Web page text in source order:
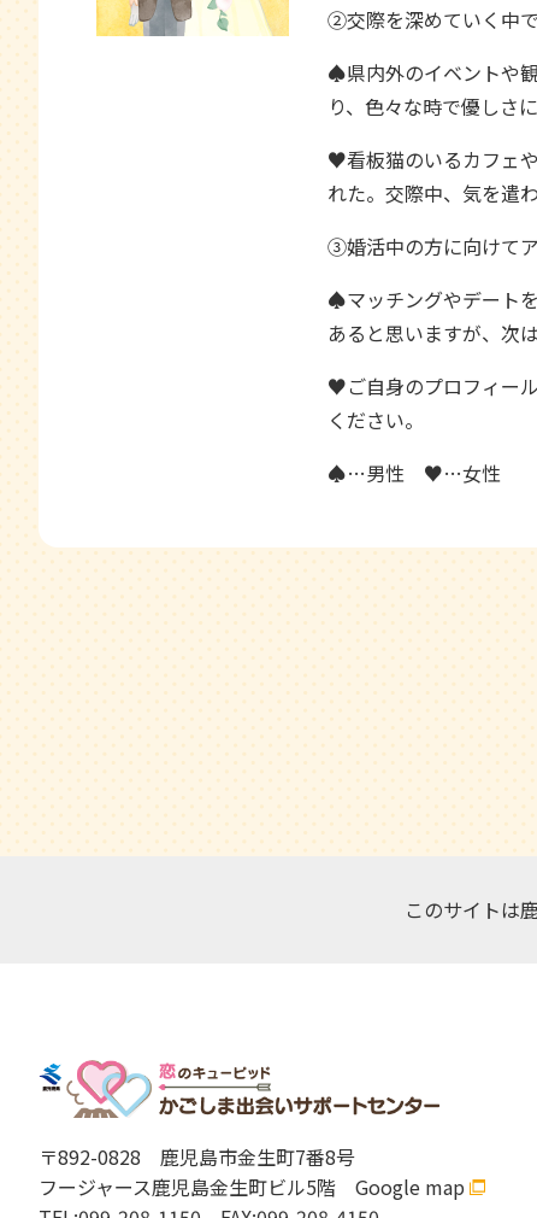
②交際を深めていく中
♠県内外のイベントや
り、色々な時で優しさ
♥看板猫のいるカフェ
れた。交際中、気を遣
③婚活中の方に向けて
♠マッチングやデート
あると思いますが、次
♥ご自身のプロフィー
ください。
♠…男性 ♥…女性
このサイトは
〒892-0828 鹿児島市金生町7番8号
フージャース鹿児島金生町ビル5階 Google map